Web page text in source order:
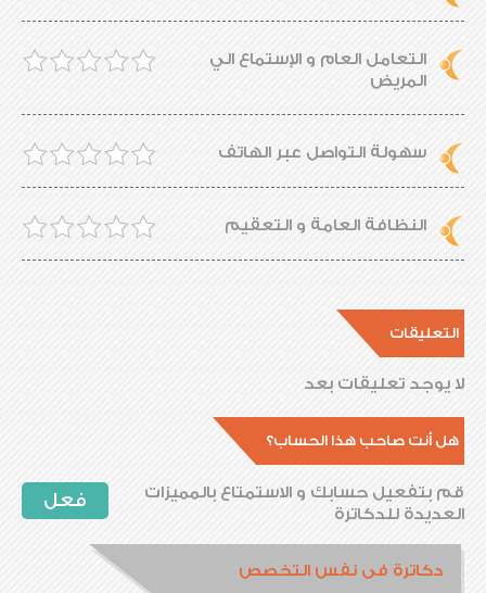
التعامل العام و الإستماع الي
المريض
سهولة التواصل عبر الهاتف
النظافة العامة و التعقيم
التعليقات
لا يوجد تعليقات بعد
هل أنت صاحب هذا الحساب؟
فعل
قم بتفعيل حسابك و الاستمتاع بالمميزات
العديدة للدكاترة
دكاترة فى نفس التخصص